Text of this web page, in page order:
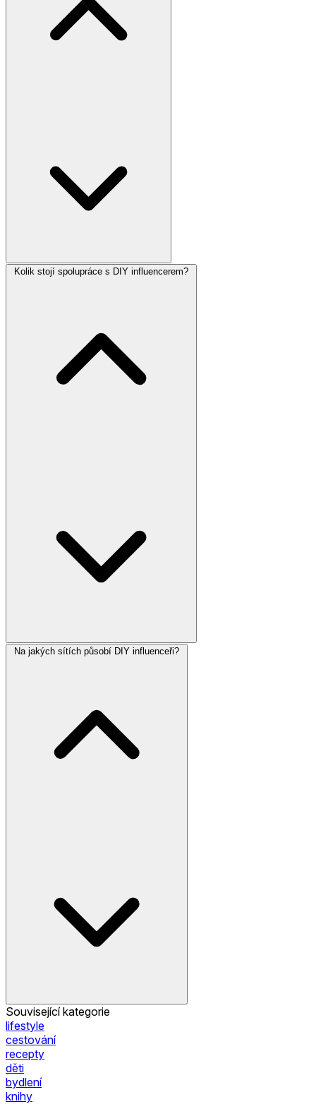
Kolik stojí spolupráce s DIY influencerem?
Na jakých sítích působí DIY influenceři?
Související kategorie
lifestyle
cestování
recepty
děti
bydlení
knihy